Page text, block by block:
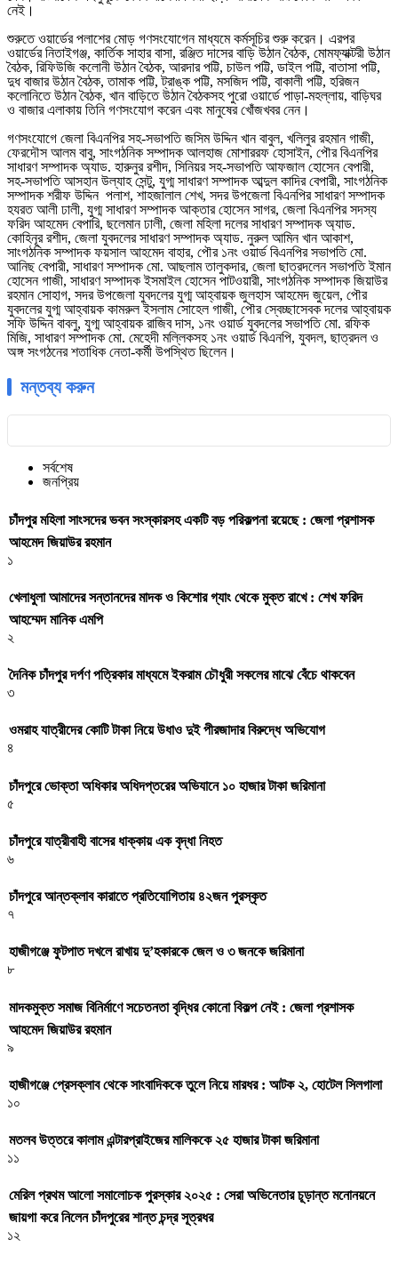
নেই।
শুরুতে ওয়ার্ডের পলাশের মোড় গণসংযোগেন মাধ্যমে কর্মসূচির শুরু করেন। এরপর
ওয়ার্ডের নিতাইগঞ্জ, কার্তিক সাহার বাসা, রঞ্জিত দাসের বাড়ি উঠান বৈঠক, মোমফ্যাক্টরী উঠান
বৈঠক, রিফিউজি কলোনী উঠান বৈঠক, আরদার পট্টি, চাউল পট্টি, ডাইল পট্টি, বাতাসা পট্টি,
দুধ বাজার উঠান বৈঠক, তামাক পট্টি, ট্রাঙ্ক পট্টি, মসজিদ পট্টি, বাকালী পট্টি, হরিজন
কলোনিতে উঠান বৈঠক, খান বাড়িতে উঠান বৈঠকসহ পুরো ওয়ার্ডে পাড়া-মহল্লায়, বাড়িঘর
ও বাজার এলাকায় তিনি গণসংযোগ করেন এবং মানুষের খোঁজখবর নেন।
গণসংযোগে জেলা বিএনপির সহ-সভাপতি জসিম উদ্দিন খান বাবুল, খলিলুর রহমান গাজী,
ফেরদৌস আলম বাবু, সাংগঠনিক সম্পাদক আলহাজ মোশাররফ হোসাইন, পৌর বিএনপির
সাধারণ সম্পাদক অ্যাড. হারুনুর রশীদ, সিনিয়র সহ-সভাপতি আফজাল হোসেন বেপারী,
সহ-সভাপতি আসহান উল্যাহ সেন্টু, যুগ্ম সাধারণ সম্পাদক আব্দুল কাদির বেপারী, সাংগঠনিক
সম্পাদক শরীফ উদ্দিন পলাশ, শাহজালাল শেখ, সদর উপজেলা বিএনপির সাধারণ সম্পাদক
হযরত আলী ঢালী, যুগ্ম সাধারণ সম্পাদক আক্তার হোসেন সাগর, জেলা বিএনপির সদস্য
ফরিদ আহমেদ বেপারি, ছলেমান ঢালী, জেলা মহিলা দলের সাধারণ সম্পাদক অ্যাড.
কোহিনূর রশীদ, জেলা যুবদলের সাধারণ সম্পাদক অ্যাড. নুরুল আমিন খান আকাশ,
সাংগঠনিক সম্পাদক ফয়সাল আহমেদ বাহার, পৌর ১নং ওয়ার্ড বিএনপির সভাপতি মো.
আনিছ বেপারী, সাধারণ সম্পাদক মো. আছলাম তালুকদার, জেলা ছাত্রদলেন সভাপতি ইমান
হোসেন গাজী, সাধারণ সম্পাদক ইসমাইল হোসেন পাটওয়ারী, সাংগঠনিক সম্পাদক জিয়াউর
রহমান সোহাগ, সদর উপজেলা যুবদলের যুগ্ম আহ্বায়ক জুলহাস আহমেদ জুয়েল, পৌর
যুবদলের যুগ্ম আহ্বায়ক কামরুল ইসলাম সোহেল গাজী, পৌর স্বেচ্ছাসেবক দলের আহ্বায়ক
সফি উদ্দিন বাবলু, যুগ্ম আহ্বায়ক রাজিব দাস, ১নং ওয়ার্ড যুবদলের সভাপতি মো. রফিক
মিজি, সাধারণ সম্পাদক মো. মেহেদী মল্লিকসহ ১নং ওয়ার্ড বিএনপি, যুবদল, ছাত্রদল ও
অঙ্গ সংগঠনের শতাধিক নেতা-কর্মী উপস্থিত ছিলেন।
মন্তব্য করুন
সর্বশেষ
জনপ্রিয়
চাঁদপুর মহিলা সাংসদের ভবন সংস্কারসহ একটি বড় পরিকল্পনা রয়েছে : জেলা প্রশাসক
আহমেদ জিয়াউর রহমান
১
খেলাধুলা আমাদের সন্তানদের মাদক ও কিশোর গ্যাং থেকে মুক্ত রাখে : শেখ ফরিদ
আহম্মেদ মানিক এমপি
২
দৈনিক চাঁদপুর দর্পণ পত্রিকার মাধ্যমে ইকরাম চৌধুরী সকলের মাঝে বেঁচে থাকবেন
৩
ওমরাহ যাত্রীদের কোটি টাকা নিয়ে উধাও দুই পীরজাদার বিরুদ্ধে অভিযোগ
৪
চাঁদপুরে ভোক্তা অধিকার অধিদপ্তরের অভিযানে ১০ হাজার টাকা জরিমানা
৫
চাঁদপুরে যাত্রীবাহী বাসের ধাক্কায় এক বৃদ্ধা নিহত
৬
চাঁদপুরে আন্তক্লাব কারাতে প্রতিযোগিতায় ৪২জন পুরস্কৃত
৭
হাজীগঞ্জে ফুটপাত দখলে রাখায় দু’হকারকে জেল ও ৩ জনকে জরিমানা
৮
মাদকমুক্ত সমাজ বিনির্মাণে সচেতনতা বৃদ্ধির কোনো বিকল্প নেই : জেলা প্রশাসক
আহমেদ জিয়াউর রহমান
৯
হাজীগঞ্জে প্রেসক্লাব থেকে সাংবাদিককে তুলে নিয়ে মারধর : আটক ২, হোটেল সিলগালা
১০
মতলব উত্তরে কালাম এন্টারপ্রাইজের মালিককে ২৫ হাজার টাকা জরিমানা
১১
মেরিল প্রথম আলো সমালোচক পুরস্কার ২০২৫ : সেরা অভিনেতার চূড়ান্ত মনোনয়নে
জায়গা করে নিলেন চাঁদপুরের শান্ত চন্দ্র সূত্রধর
১২